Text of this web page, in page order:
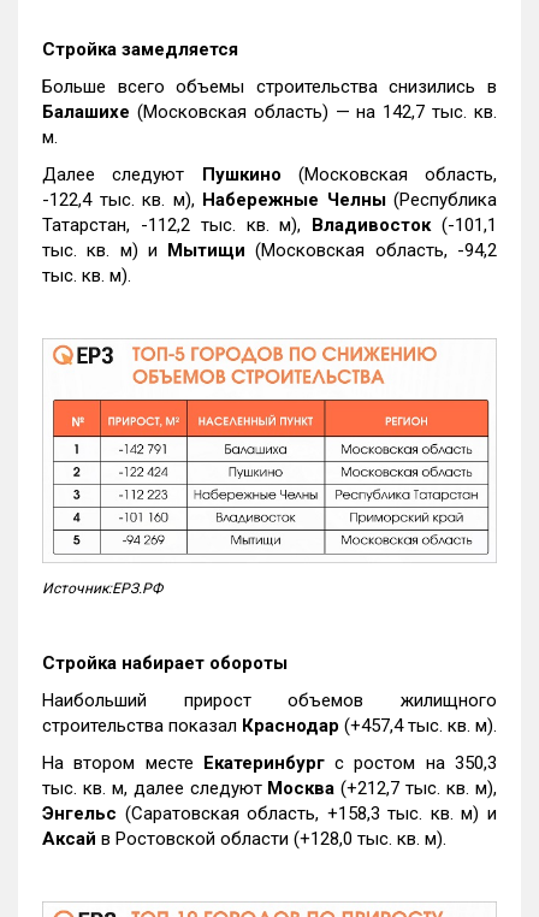
Стройка замедляется
Больше всего объемы строительства снизились в
Балашихе (Московская область) — на 142,7 тыс. кв.
м.
Далее следуют Пушкино (Московская область,
-122,4 тыс. кв. м), Набережные Челны(Республика
Татарстан, -112,2 тыс. кв. м), Владивосток(-101,1
тыс. кв. м) и Мытищи (Московская область, -94,2
тыс. кв. м).
Источник:ЕРЗ.РФ
Стройка набирает обороты
Наибольший прирост объемов жилищного
строительства показал Краснодар (+457,4 тыс. кв. м).
На втором месте Екатеринбургс ростом на 350,3
тыс. кв. м, далее следуют Москва (+212,7 тыс. кв. м),
Энгельс (Саратовская область, +158,3 тыс. кв. м) и
Аксай в Ростовской области (+128,0 тыс. кв. м).